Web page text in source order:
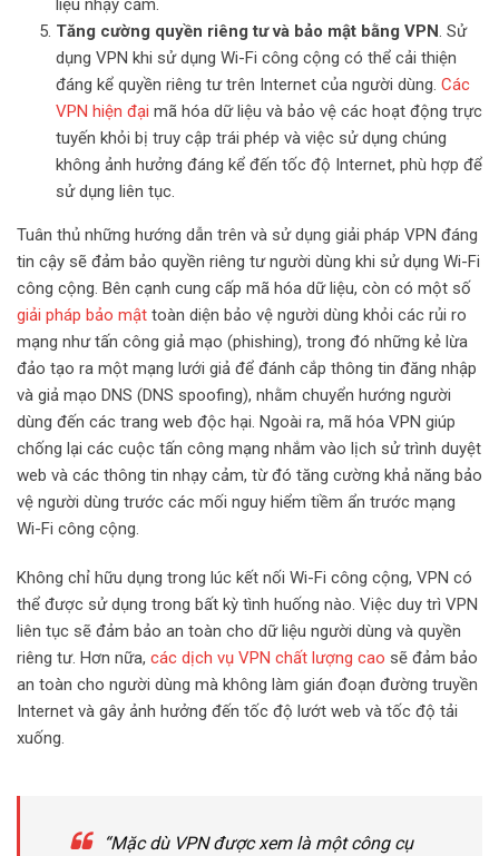
liệu nhạy cảm.
Tăng cường quyền riêng tư và bảo mật bằng VPN. Sử
dụng VPN khi sử dụng Wi-Fi công cộng có thể cải thiện
đáng kể quyền riêng tư trên Internet của người dùng. Các
VPN hiện đại mã hóa dữ liệu và bảo vệ các hoạt động trực
tuyến khỏi bị truy cập trái phép và việc sử dụng chúng
không ảnh hưởng đáng kể đến tốc độ Internet, phù hợp để
sử dụng liên tục.
Tuân thủ những hướng dẫn trên và sử dụng giải pháp VPN đáng
tin cậy sẽ đảm bảo quyền riêng tư người dùng khi sử dụng Wi-Fi
công cộng. Bên cạnh cung cấp mã hóa dữ liệu, còn có một số
giải pháp bảo mật toàn diện bảo vệ người dùng khỏi các rủi ro
mạng như tấn công giả mạo (phishing), trong đó những kẻ lừa
đảo tạo ra một mạng lưới giả để đánh cắp thông tin đăng nhập
và giả mạo DNS (DNS spoofing), nhằm chuyển hướng người
dùng đến các trang web độc hại. Ngoài ra, mã hóa VPN giúp
chống lại các cuộc tấn công mạng nhắm vào lịch sử trình duyệt
web và các thông tin nhạy cảm, từ đó tăng cường khả năng bảo
vệ người dùng trước các mối nguy hiểm tiềm ẩn trước mạng
Wi-Fi công cộng.
Không chỉ hữu dụng trong lúc kết nối Wi-Fi công cộng, VPN có
thể được sử dụng trong bất kỳ tình huống nào. Việc duy trì VPN
liên tục sẽ đảm bảo an toàn cho dữ liệu người dùng và quyền
riêng tư. Hơn nữa, các dịch vụ VPN chất lượng cao sẽ đảm bảo
an toàn cho người dùng mà không làm gián đoạn đường truyền
Internet và gây ảnh hưởng đến tốc độ lướt web và tốc độ tải
xuống.
“Mặc dù VPN được xem là một công cụ